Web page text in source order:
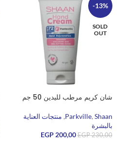
-13%
SOLD
OUT
شان كريم مرطب لليدين 50 جم
Parkville, Shaan
, منتجات العناية
بالبشرة
EGP230,00
EGP200,00